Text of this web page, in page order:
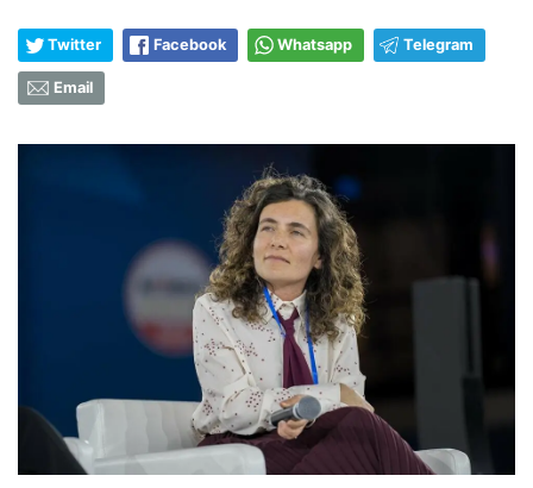
Twitter Facebook Whatsapp Telegram
Email